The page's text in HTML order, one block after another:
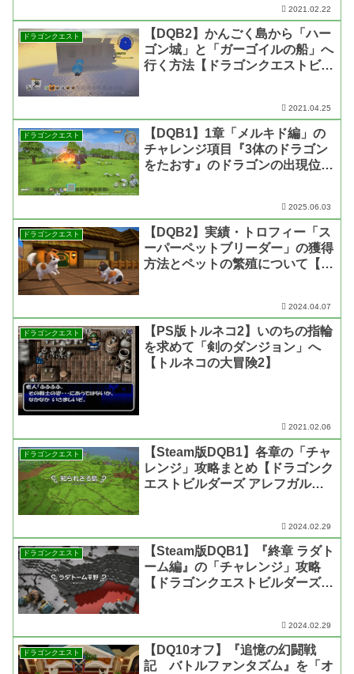
2021.02.22
ドラゴンクエスト
【DQB2】かんごく島から「ハー
ゴン城」と「ガーゴイルの船」へ
行く方法【ドラゴンクエストビル
2021.04.25
ドラゴンクエスト
【DQB1】1章「メルキド編」の
チャレンジ項目『3体のドラゴン
をたおす』のドラゴンの出現位置
2025.06.03
ドラゴンクエスト
【DQB2】実績・トロフィー「ス
ーパーペットブリーダー」の獲得
方法とペットの繁殖について【ド
2024.04.07
ドラゴンクエスト
【PS版トルネコ2】いのちの指輪
を求めて「剣のダンジョン」へ
【トルネコの大冒険2】
2021.02.06
ドラゴンクエスト
【Steam版DQB1】各章の「チャ
レンジ」攻略まとめ【ドラゴンク
エストビルダーズ アレフガルド
2024.02.29
ドラゴンクエスト
【Steam版DQB1】『終章 ラダト
ーム編』の「チャレンジ」攻略
【ドラゴンクエストビルダーズ
2024.02.29
ドラゴンクエスト
【DQ10オフ】『追憶の幻闘戦
記 バトルファンタズム』を「オ